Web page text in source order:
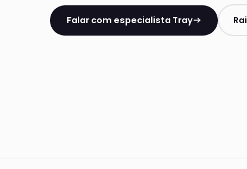
Falar com especialista Tray